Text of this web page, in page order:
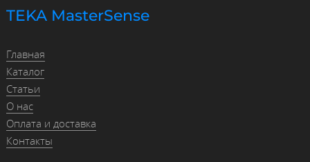
TEKA MasterSense
Главная
Каталог
Статьи
О нас
Оплата и доставка
Контакты